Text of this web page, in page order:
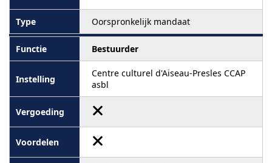
Oorspronkelijk mandaat
Bestuurder
Centre culturel d'Aiseau-Presles CCAP
asbl